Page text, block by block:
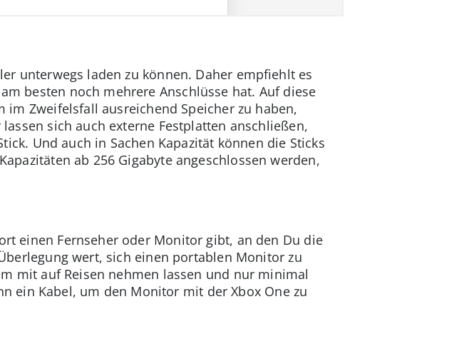
unterwegs laden zu können. Daher empfiehlt es
besten noch mehrere Anschlüsse hat. Auf diese
Zweifelsfall ausreichend Speicher zu haben,
sich auch externe Festplatten anschließen,
Und auch in Sachen Kapazität können die Sticks
ab 256 Gigabyte angeschlossen werden,
einen Fernseher oder Monitor gibt, an den Du die
wert, sich einen portablen Monitor zu
mit auf Reisen nehmen lassen und nur minimal
ein Kabel, um den Monitor mit der Xbox One zu